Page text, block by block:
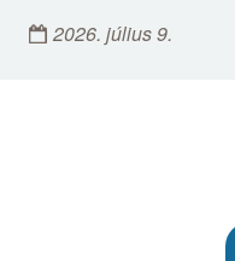
2026. július 9.